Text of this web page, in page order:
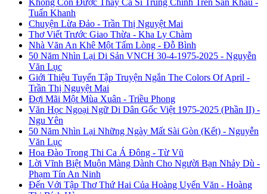
Tuấn Khanh
Chuyện Lừa Đảo - Trần Thị Nguyệt Mai
Thơ Viết Trước Giao Thừa - Kha Ly Chàm
Nhà Văn An Khê Một Tấm Lòng - Đỗ Bình
50 Năm Nhìn Lại Di Sản VNCH 30-4-1975-2025 - Nguyễn
Văn Lục
Giới Thiệu Tuyển Tập Truyện Ngắn The Colors Of April -
Trần Thị Nguyệt Mai
Đợi Mãi Một Mùa Xuân - Triều Phong
Văn Học Ngoại Ngữ Di Dân Gốc Việt 1975-2025 (Phần II) -
Ngu Yên
50 Năm Nhìn Lại Những Ngày Mất Sài Gòn (Kết) - Nguyễn
Văn Lục
Hoa Đào Trong Thi Ca Á Đông - Từ Vũ
Lời Vĩnh Biệt Muộn Màng Dành Cho Người Bạn Nhảy Dù -
Phạm Tín An Ninh
Đến Với Tập Thơ Thứ Hai Của Hoàng Uyển Văn - Hoàng